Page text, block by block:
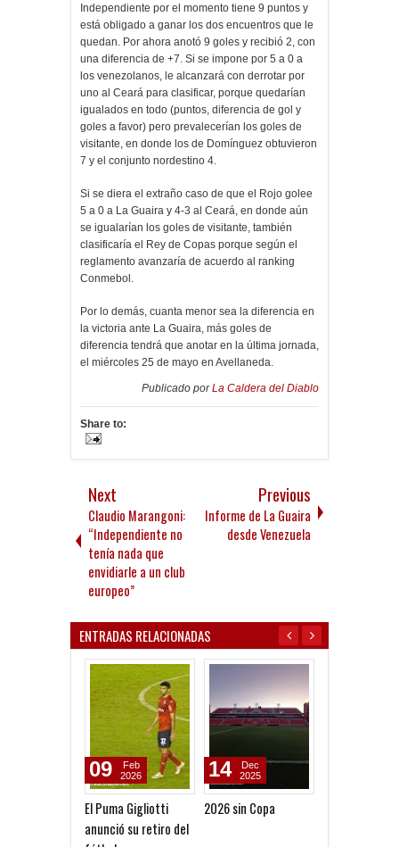
Independiente por el momento tiene 9 puntos y
está obligado a ganar los dos encuentros que le
quedan. Por ahora anotó 9 goles y recibió 2, con
una diferencia de +7. Si se impone por 5 a 0 a
los venezolanos, le alcanzará con derrotar por
uno al Ceará para clasificar, porque quedarían
igualados en todo (puntos, diferencia de gol y
goles a favor) pero prevalecerían los goles de
visitante, en donde los de Domínguez obtuvieron
7 y el conjunto nordestino 4.
Si se diera el extraño caso de que el Rojo golee
5 a 0 a La Guaira y 4-3 al Ceará, en donde aún
se igualarían los goles de visitante, también
clasificaría el Rey de Copas porque según el
reglamento avanzaría de acuerdo al ranking
Conmebol.
Por lo demás, cuanta menor sea la diferencia en
la victoria ante La Guaira, más goles de
diferencia tendrá que anotar en la última jornada,
el miércoles 25 de mayo en Avellaneda.
Publicado porLa Caldera del Diablo
Share to:
Next
Claudio Marangoni:
“Independiente no
tenía nada que
envidiarle a un club
europeo”
Previous
Informe de La Guaira
desde Venezuela
ENTRADAS RELACIONADAS
El Puma Gigliotti
anunció su retiro del
09
Feb
2026
2026 sin Copa
14
Dec
2025